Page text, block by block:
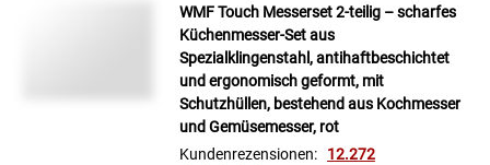
WMF Touch Messerset 2-teilig – scharfes
Küchenmesser-Set aus
Spezialklingenstahl, antihaftbeschichtet
und ergonomisch geformt, mit
Schutzhüllen, bestehend aus Kochmesser
und Gemüsemesser, rot
Kundenrezensionen: 12.272